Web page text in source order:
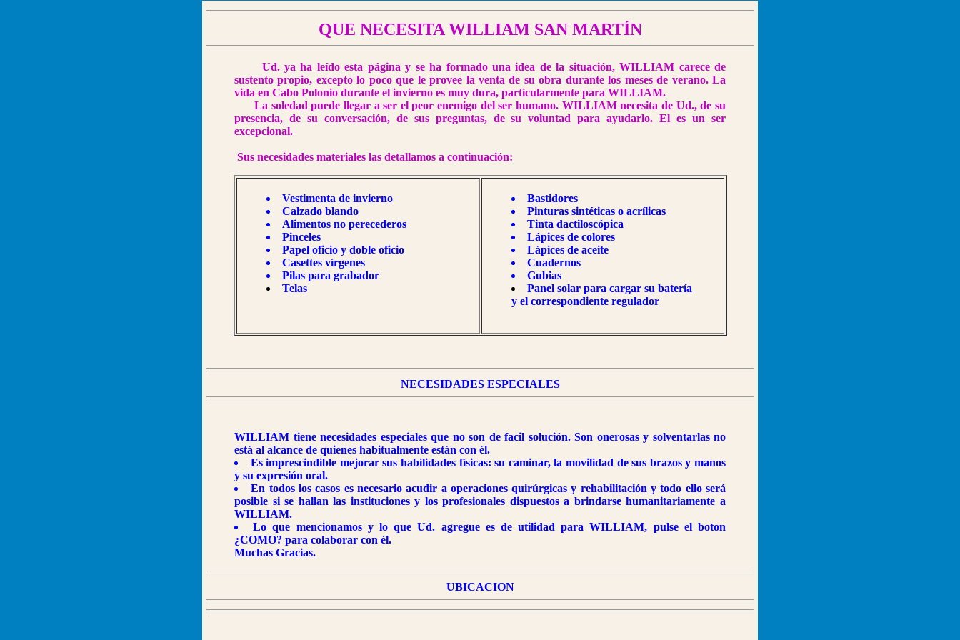
QUE NECESITA WILLIAM SAN MARTÍN
Ud. ya ha leído esta página y se ha formado una idea de la situación, WILLIAM carece de
sustento propio, excepto lo poco que le provee la venta de su obra durante los meses de verano. La
vida en Cabo Polonio durante el invierno es muy dura, particularmente para WILLIAM.
La soledad puede llegar a ser el peor enemigo del ser humano. WILLIAM necesita de Ud., de su
presencia, de su conversación, de sus preguntas, de su voluntad para ayudarlo. El es un ser
excepcional.
Sus necesidades materiales las detallamos a continuación:
Vestimenta de invierno
Calzado blando
Alimentos no perecederos
Pinceles
Papel oficio y doble oficio
Casettes vírgenes
Pilas para grabador
Telas
Bastidores
Pinturas sintéticas o acrílicas
Tinta dactiloscópica
Lápices de colores
Lápices de aceite
Cuadernos
Gubias
Panel solar para cargar su batería
y el correspondiente regulador
NECESIDADES ESPECIALES
WILLIAM tiene necesidades especiales que no son de facil solución. Son onerosas y solventarlas no
está al alcance de quienes habitualmente están con él.
Es imprescindible mejorar sus habilidades físicas: su caminar, la movilidad de sus brazos y manos
y su expresión oral.
En todos los casos es necesario acudir a operaciones quirúrgicas y rehabilitación y todo ello será
posible si se hallan las instituciones y los profesionales dispuestos a brindarse humanitariamente a
WILLIAM.
Lo que mencionamos y lo que Ud. agregue es de utilidad para WILLIAM, pulse el boton
¿COMO? para colaborar con él.
Muchas Gracias.
UBICACION